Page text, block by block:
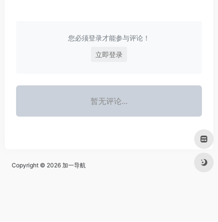
您必须登录才能参与评论！
立即登录
暂无评论...
Copyright © 2026 加一导航